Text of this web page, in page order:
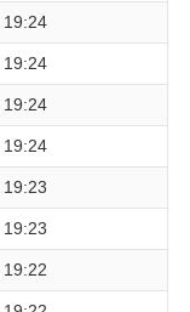
19:24
19:24
19:24
19:24
19:23
19:23
19:22